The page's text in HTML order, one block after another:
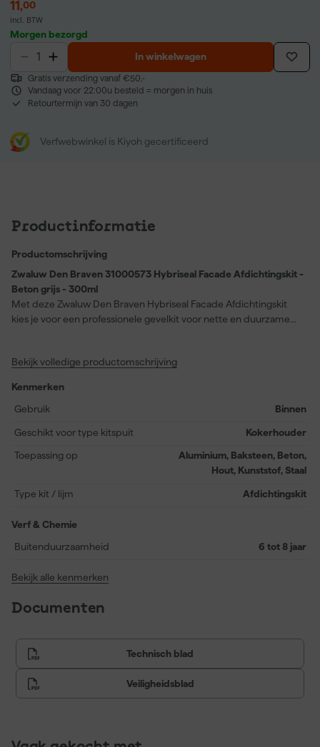
11,00
incl. BTW
Morgen bezorgd
In winkelwagen
Gratis verzending vanaf €50,-
Vandaag voor 22:00u besteld = morgen in huis
Retourtermijn van 30 dagen
Verfwebwinkel is Kiyoh gecertificeerd
Productinformatie
Productomschrijving
Zwaluw Den Braven 31000573 Hybriseal Facade Afdichtingskit -
Beton grijs - 300ml
Met deze Zwaluw Den Braven Hybriseal Facade Afdichtingskit
kies je voor een professionele gevelkit voor nette en duurzame
blijvend elastisch rubber. Daardoor blijft de voeg mooi werken bij
afdichtingskit voor dilatatievoegen, aansluitvoegen en andere
afdichtingen rond beton en metselwerk. De lage modulus helpt
afwerking die lang meegaat. Deze kit is ideaal als je zoekt naar een
veelzijdige gevel- en vloerkit voor renovatie en onderhoud. Zo
werk je strak af en houd je voegen beter beschermd tegen
Bekijk volledige productomschrijving
Kenmerken
Gebruik
Binnen
Geschikt voor type kitspuit Kokerhouder
Toepassing op
Aluminium, Baksteen, Beton,
Hout, Kunststof, Staal
Type kit / lijm Afdichtingskit
Verf & Chemie
Buitenduurzaamheid
6 tot 8 jaar
Bekijk alle kenmerken
Documenten
Technisch blad
Veiligheidsblad